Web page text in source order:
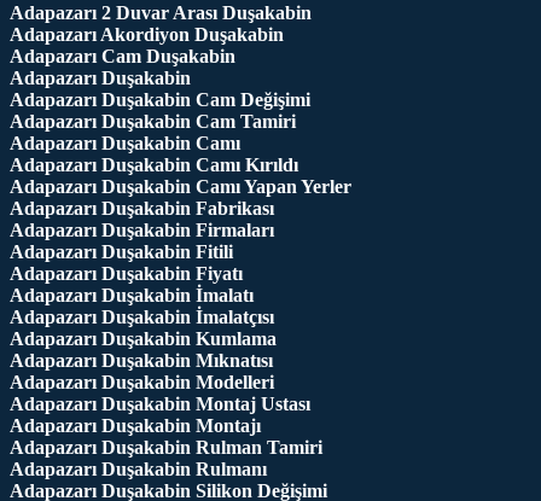
Adapazarı 2 Duvar Arası Duşakabin
Adapazarı Akordiyon Duşakabin
Adapazarı Cam Duşakabin
Adapazarı Duşakabin
Adapazarı Duşakabin Cam Değişimi
Adapazarı Duşakabin Cam Tamiri
Adapazarı Duşakabin Camı
Adapazarı Duşakabin Camı Kırıldı
Adapazarı Duşakabin Camı Yapan Yerler
Adapazarı Duşakabin Fabrikası
Adapazarı Duşakabin Firmaları
Adapazarı Duşakabin Fitili
Adapazarı Duşakabin Fiyatı
Adapazarı Duşakabin İmalatı
Adapazarı Duşakabin İmalatçısı
Adapazarı Duşakabin Kumlama
Adapazarı Duşakabin Mıknatısı
Adapazarı Duşakabin Modelleri
Adapazarı Duşakabin Montaj Ustası
Adapazarı Duşakabin Montajı
Adapazarı Duşakabin Rulman Tamiri
Adapazarı Duşakabin Rulmanı
Adapazarı Duşakabin Silikon Değişimi